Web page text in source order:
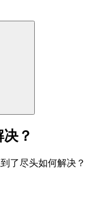
？
了尽头如何解决？